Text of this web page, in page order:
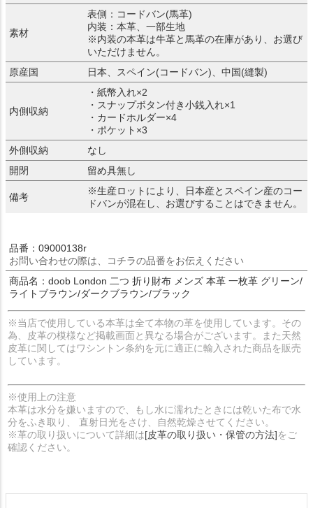
素材
表側：コードバン(馬革)
内装：本革、一部生地
※内装の本革は牛革と馬革の在庫があり、お選び
いただけません。
原産国
日本、スペイン(コードバン)、中国(縫製)
内側収納
・紙幣入れ×2
・スナップボタン付き小銭入れ×1
・カードホルダー×4
・ポケット×3
外側収納
なし
開閉
留め具無し
備考
※生産ロットにより、日本産とスペイン産のコー
ドバンが混在し、お選びすることはできません。
品番：09000138r
お問い合わせの際は、コチラの品番をお伝えください
商品名：doob London 二つ 折り財布 メンズ 本革 一枚革 グリーン/
ライトブラウン/ダークブラウン/ブラック
※当店で使用している本革は全て本物の革を使用しています。その
為、皮革の模様など掲載画面と異なる場合がございます。また天然
皮革に関してはワシントン条約を元に適正に輸入された商品を販売
しています。
※使用上の注意
本革は水分を嫌いますので、もし水に濡れたときには乾いた布で水
分をふき取り、 直射日光をさけ、自然乾燥させてください。
※革の取り扱いについて詳細は[皮革の取り扱い・保管の方法]をご
確認ください。